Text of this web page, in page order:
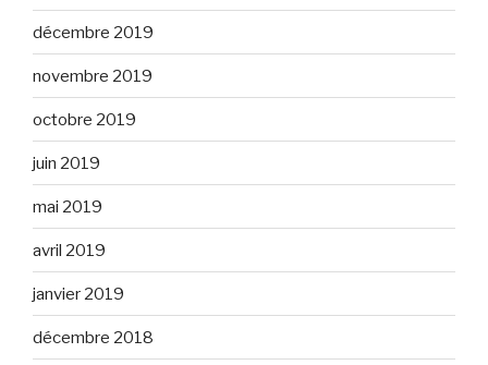
décembre 2019
novembre 2019
octobre 2019
juin 2019
mai 2019
avril 2019
janvier 2019
décembre 2018